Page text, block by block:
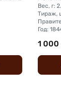
Вес, г:
Тираж,
Год:
1 000